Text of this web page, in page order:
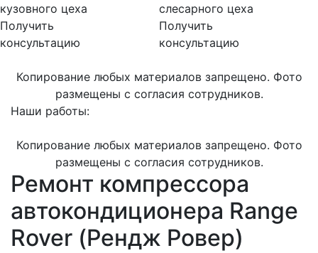
кузовного цеха
Получить
консультацию
слесарного цеха
Получить
консультацию
Копирование любых материалов запрещено. Фото
размещены с согласия сотрудников.
Наши работы:
Копирование любых материалов запрещено. Фото
размещены с согласия сотрудников.
Ремонт компрессора
автокондиционера Range
Rover (Рендж Ровер)